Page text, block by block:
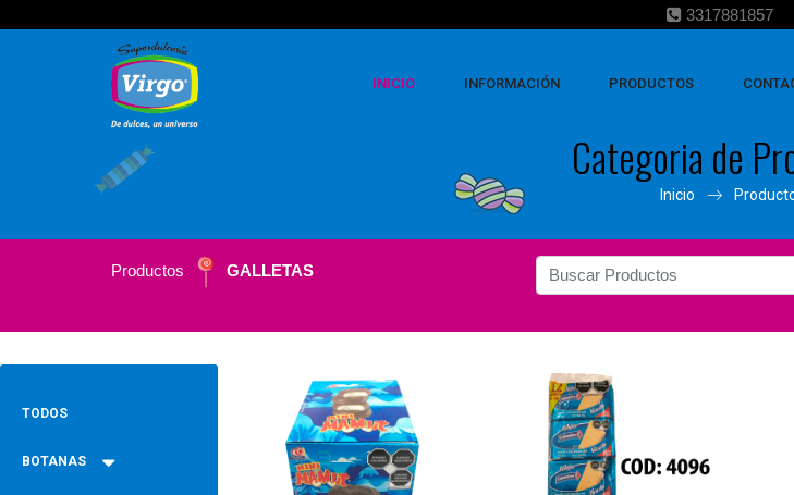
3317881857
INICIO INFORMACIÓN PRODUCTOS
Categoria de
Inicio
Productos GALLETAS
TODOS
BOTANAS